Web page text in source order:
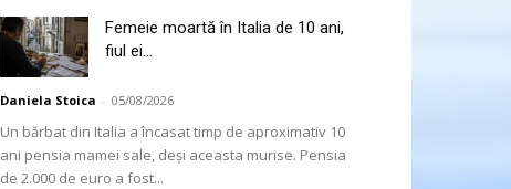
Femeie moartă în Italia de 10 ani,
fiul ei...
Daniela Stoica - 05/08/2026
Un bărbat din Italia a încasat timp de aproximativ 10
ani pensia mamei sale, deși aceasta murise. Pensia
de 2.000 de euro a fost...